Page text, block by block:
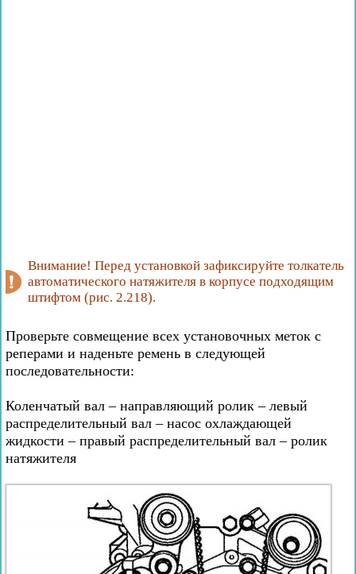
Внимание! Перед установкой зафиксируйте толкатель
автоматического натяжителя в корпусе подходящим
штифтом (рис. 2.218).
Проверьте совмещение всех установочных меток с
реперами и наденьте ремень в следующей
последовательности:
Коленчатый вал – направляющий ролик – левый
распределительный вал – насос охлаждающей
жидкости – правый распределительный вал – ролик
натяжителя